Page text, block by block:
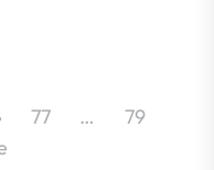
77 …
79